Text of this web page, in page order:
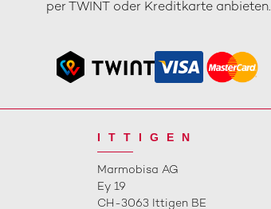
per TWINT oder Kreditkarte anbieten.
ITTIGEN
Marmobisa AG
Ey 19
CH-3063 Ittigen BE